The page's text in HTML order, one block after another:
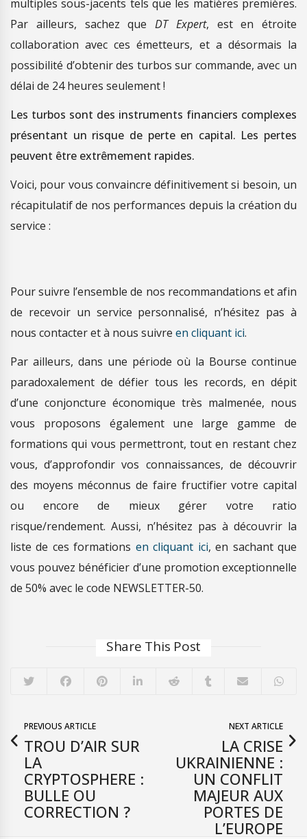
multiples sous-jacents tels que les matières premières.
Par ailleurs, sachez que DT Expert, est en étroite
collaboration avec ces émetteurs, et a désormais la
possibilité d’obtenir des turbos sur commande, avec un
délai de 24 heures seulement !
Les turbos sont des instruments financiers complexes
présentant un risque de perte en capital. Les pertes
peuvent être extrêmement rapides.
Voici, pour vous convaincre définitivement si besoin, un
récapitulatif de nos performances depuis la création du
service :
Pour suivre l’ensemble de nos recommandations et afin
de recevoir un service personnalisé, n’hésitez pas à
nous contacter et à nous suivre en cliquant ici.
Par ailleurs, dans une période où la Bourse continue
paradoxalement de défier tous les records, en dépit
d’une conjoncture économique très malmenée, nous
vous proposons également une large gamme de
formations qui vous permettront, tout en restant chez
vous, d’approfondir vos connaissances, de découvrir
des moyens méconnus de faire fructifier votre capital
ou encore de mieux gérer votre ratio
risque/rendement. Aussi, n’hésitez pas à découvrir la
liste de ces formations en cliquant ici, en sachant que
vous pouvez bénéficier d’une promotion exceptionnelle
de 50% avec le code NEWSLETTER-50.
Share This Post
PREVIOUS ARTICLE
TROU D’AIR SUR
LA
CRYPTOSPHERE :
BULLE OU
CORRECTION ?
NEXT ARTICLE
LA CRISE
UKRAINIENNE :
UN CONFLIT
MAJEUR AUX
PORTES DE
L’EUROPE